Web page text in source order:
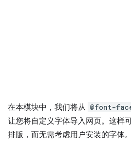
在本模块中，我们将从 @font-
让您将自定义字体导入网页。这样
排版，而无需考虑用户安装的字体。